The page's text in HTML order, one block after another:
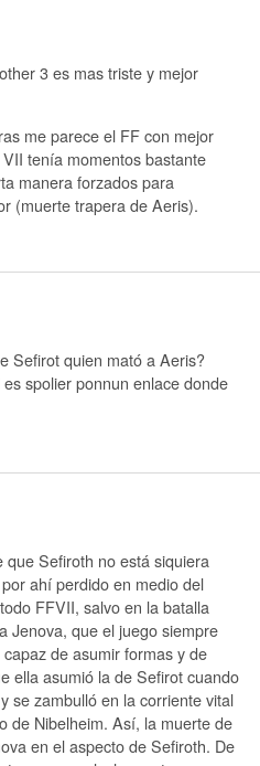
3 es mas triste y mejor
me parece el FF con mejor
tenía momentos bastante
manera forzados para
(muerte trapera de Aeris).
Sefirot quien mató a Aeris?
spolier ponnun enlace donde
que Sefiroth no está siquiera
ahí perdido en medio del
FFVII, salvo en la batalla
Jenova, que el juego siempre
de asumir formas y de
ella asumió la de Sefirot cuando
se zambulló en la corriente vital
de Nibelheim. Así, la muerte de
en el aspecto de Sefiroth. De